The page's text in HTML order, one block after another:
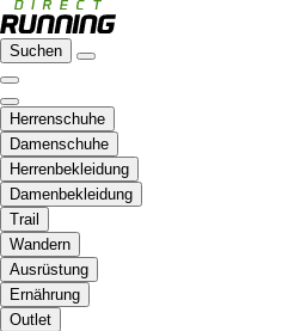
Suchen
Herrenschuhe
Damenschuhe
Herrenbekleidung
Damenbekleidung
Trail
Wandern
Ausrüstung
Ernährung
Outlet